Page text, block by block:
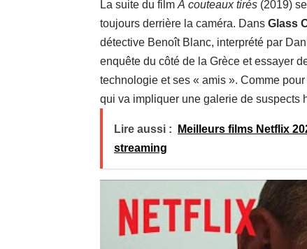
La suite du film À couteaux tirés (2019)
toujours derrière la caméra. Dans Glass
détective Benoît Blanc, interprété par
enquête du côté de la Grèce et essayer
technologie et ses « amis ». Comme pour
qui va impliquer une galerie de suspects
Lire aussi :
Meilleurs films Netflix
streaming